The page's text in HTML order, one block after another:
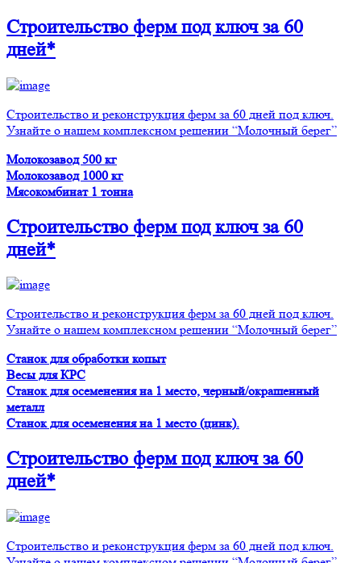
Строительство фермпод ключ за 60
дней*
Строительство и реконструкция ферм за 60 дней под ключ.
Узнайте о нашем комплексном решении “Молочный берег”
Молокозавод 500 кг
Молокозавод 1000 кг
Мясокомбинат 1 тонна
Строительство фермпод ключ за 60
дней*
Строительство и реконструкция ферм за 60 дней под ключ.
Узнайте о нашем комплексном решении “Молочный берег”
Станок для обработки копыт
Весы для КРС
Станок для осеменения на 1 место, черный/окрашенный
металл
Станок для осеменения на 1 место (цинк).
Строительство фермпод ключ за 60
дней*
Строительство и реконструкция ферм за 60 дней под ключ.